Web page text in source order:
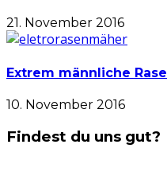
21. November 2016
Extrem männliche
10. November 2016
Findest du uns gut?